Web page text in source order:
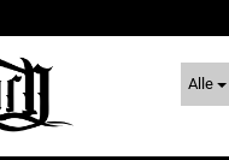
Alle